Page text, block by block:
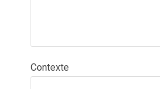
Contexte